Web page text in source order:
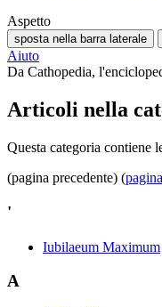
Aspetto
sposta nella barra laterale
Aiuto
Da Cathopedia,
Articoli nella
Questa categoria contiene
(pagina precedente) (
'
Iubilaeum Maximum
A